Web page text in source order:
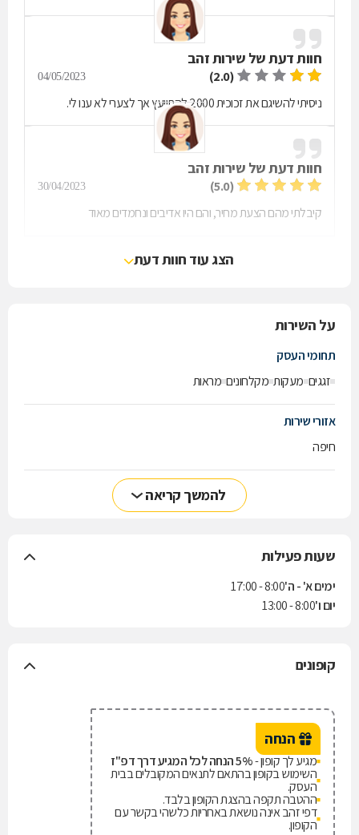
חוות דעת של שירות זהב
(2.0)
04/05/2023
ניסיתי להשיגם את זכוכית 2000 להתייעץ אך לצערי לא ענו לי.
חוות דעת של שירות זהב
(5.0)
30/04/2023
קיבלתי מהם הצעת מחיר, והם היו אדיבים ונחמדים מאוד
הצג עוד חוות דעת
על השירות
תחומי העסק
זגגים מעקות מקלחונים מראות
אזורי שירות
חיפה
להמשך קריאה
שעות פעילות
ימים א' - ה'8:00 - 17:00
יום ו'8:00 - 13:00
קופונים
הנחה
מגיע לך קופון -5% הנחה לכל המגיע דרך דפ"ז
השימוש בקופון בהתאם לתנאים המקובלים בבית
העסק.
ההטבה תקפה בהצגת הקופון בלבד.
דפי זהב אינה נושאת באחריות כלשהי בקשר עם
הקופון.